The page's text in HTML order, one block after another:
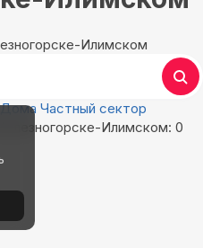
Илимском
Дома Частный сектор
Илимском: 0